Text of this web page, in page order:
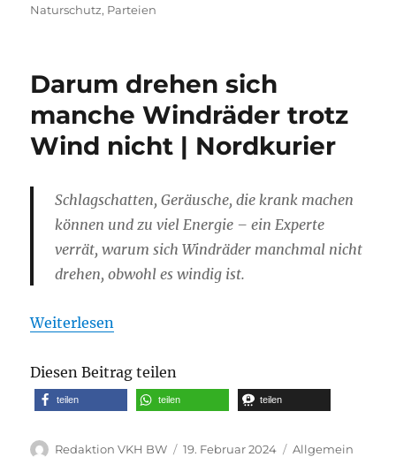
Naturschutz, Parteien
Darum drehen sich
manche Windräder trotz
Wind nicht | Nordkurier
Schlagschatten, Geräusche, die krank machen
können und zu viel Energie – ein Experte
verrät, warum sich Windräder manchmal nicht
drehen, obwohl es windig ist.
Weiterlesen
Diesen Beitrag teilen
teilen teilen teilen
Autor
Redaktion VKH BW
Veröffentlicht
19. Februar 2024 Kategorien
Allgemein